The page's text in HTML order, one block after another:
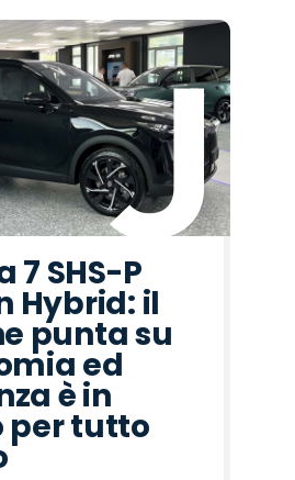
7 SHS-P
Hybrid: il
punta su
ed
è in
per tutto